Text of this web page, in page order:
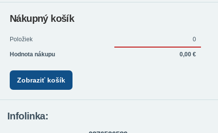
Nákupný košík
Položiek 0
Hodnota nákupu 0,00 €
Zobraziť košík
Infolinka: